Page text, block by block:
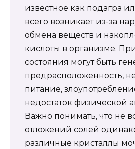
известное как подагра
всего возникает из-за
обмена веществ и
кислоты в организме.
состояния могут быть
предрасположенность,
питание,
недостаток физической
Важно понимать, что не
отложений солей
различные кристаллы